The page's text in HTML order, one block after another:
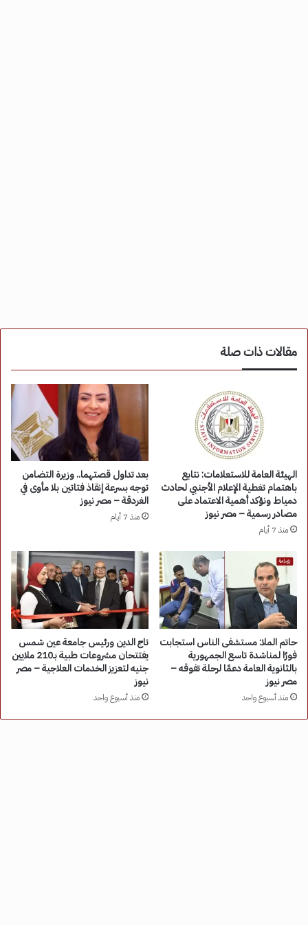
مقالات ذات صلة
الهيئة العامة للاستعلامات: نتابع
باهتمام تغطية الإعلام الأجنبي لحادث
دمياط ونؤكد أهمية الاعتماد على
مصادر رسمية – مصر نيوز
منذ 7 أيام
بعد تداول قصتهما.. وزيرة التضامن
توجه بسرعة إنقاذ فتاتين بلا مأوى في
الغردقة – مصر نيوز
منذ 7 أيام
حاتم الملا: مستشفى الناس استجابت
فورًا لمناشدة تاسع الجمهورية
بالثانوية العامة دعمًا لرحلة تفوقه –
مصر نيوز
منذ أسبوع واحد
تاج الدين ورئيس جامعة عين شمس
يفتتحان مشروعات طبية بـ210 ملايين
جنيه لتعزيز الخدمات العلاجية – مصر
نيوز
منذ أسبوع واحد